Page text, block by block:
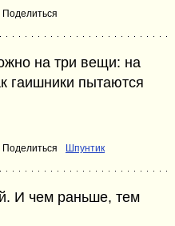
Поделиться
на три вещи: на
гаишники пытаются
Поделиться Шпунтик
И чем раньше, тем